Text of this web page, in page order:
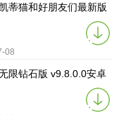
蒂猫和好朋友们最新版
08
限钻石版 v9.8.0.0安卓